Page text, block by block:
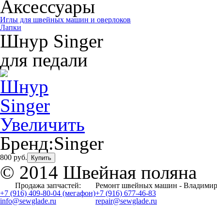
Аксессуары
Иглы для швейных машин и оверлоков
Лапки
Шнур Singer
для педали
Увеличить
Бренд:Singer
800 руб. Купить
© 2014 Швейная поляна
Продажа запчастей:
Ремонт швейных машин -
+7 (916) 409-80-04 (мегафон)
info@sewglade.ru
+7 (916) 677-46-83
repair@sewglade.ru